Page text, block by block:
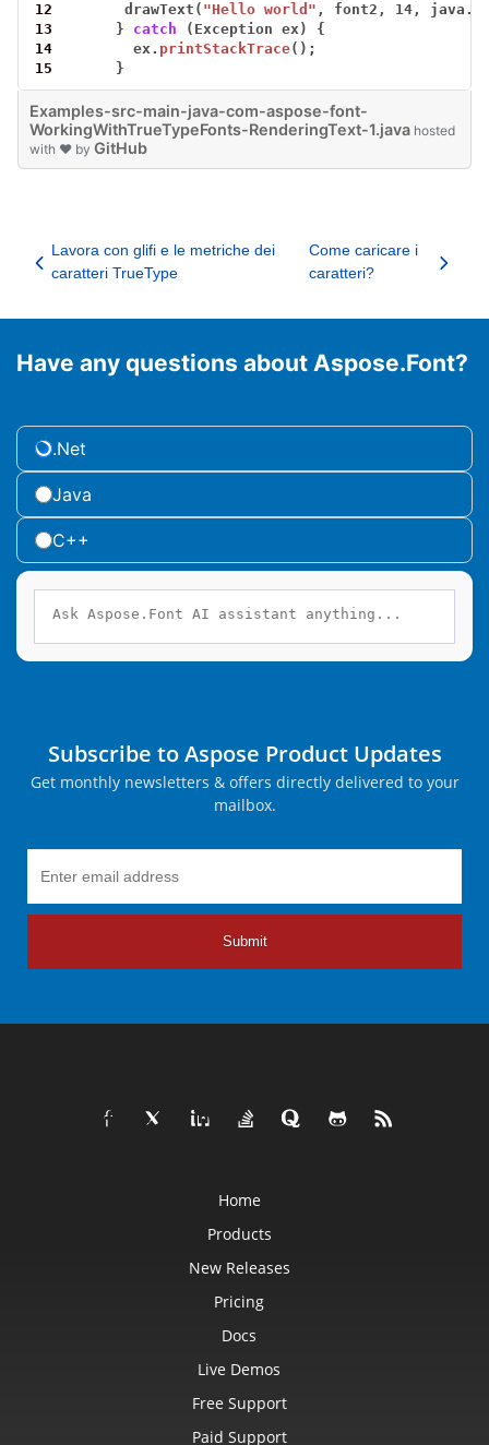
12
drawText( "Hello world" , font2, 14, java.
13
} catch (Exception ex)
{
14
ex. printStackTrace();
15
}
Examples-src-main-java-com-aspose-font-
WorkingWithTrueTypeFonts-RenderingText-1.java hosted
with ❤ by GitHub
Lavora con glifi e le metriche dei
caratteri TrueType
Come caricare i
caratteri?
Have any questions about Aspose.Font?
.Net
Java
C++
Subscribe to Aspose Product Updates
Get monthly newsletters & offers directly delivered to your
mailbox.
Submit
Home
Products
New Releases
Pricing
Docs
Live Demos
Free Support
Paid Support